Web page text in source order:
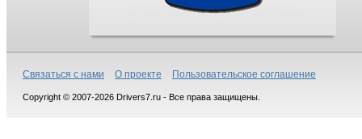
Связаться с нами О проекте Пользовательское соглашение
Copyright © 2007-2026 Drivers7.ru - Все права защищены.